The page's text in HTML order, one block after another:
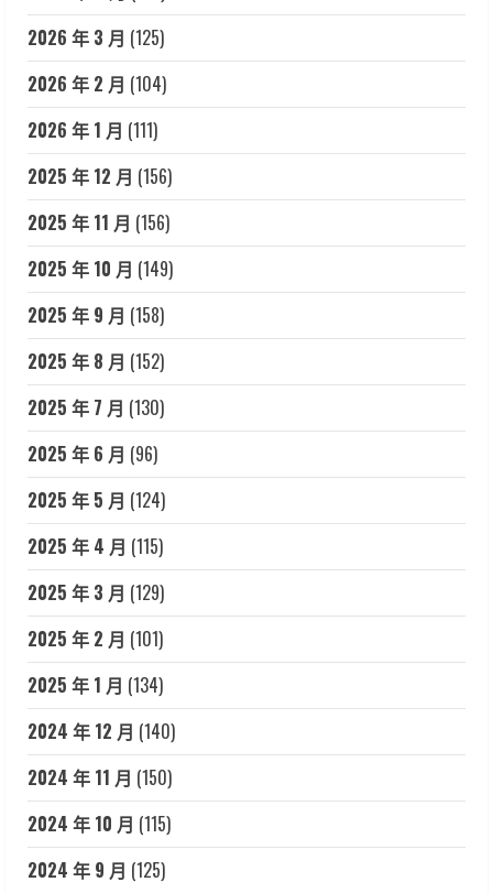
2026 年 3 月 (125)
2026 年 2 月 (104)
2026 年 1 月 (111)
2025 年 12 月 (156)
2025 年 11 月 (156)
2025 年 10 月 (149)
2025 年 9 月 (158)
2025 年 8 月 (152)
2025 年 7 月 (130)
2025 年 6 月 (96)
2025 年 5 月 (124)
2025 年 4 月 (115)
2025 年 3 月 (129)
2025 年 2 月 (101)
2025 年 1 月 (134)
2024 年 12 月 (140)
2024 年 11 月 (150)
2024 年 10 月 (115)
2024 年 9 月 (125)